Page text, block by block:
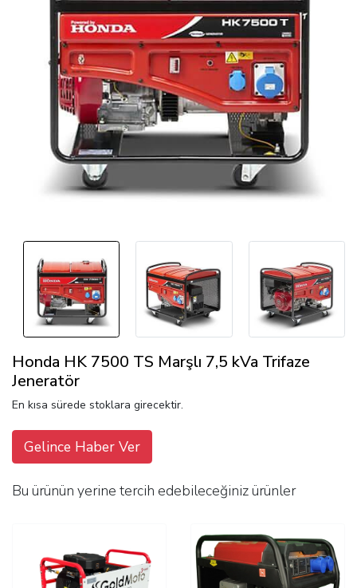
Honda HK 7500 TS Marşlı 7,5 kVa Trifaze
Jeneratör
En kısa sürede stoklara girecektir.
Gelince Haber Ver
Bu ürünün yerine tercih edebileceğiniz ürünler